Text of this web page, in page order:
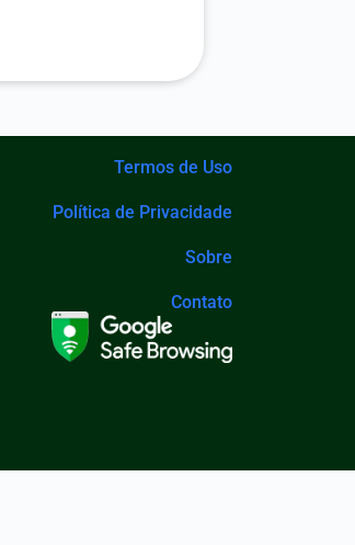
Termos de Uso
Política de Privacidade
Sobre
Contato